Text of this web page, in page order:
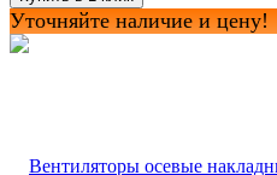
Уточняйте наличие и цену!